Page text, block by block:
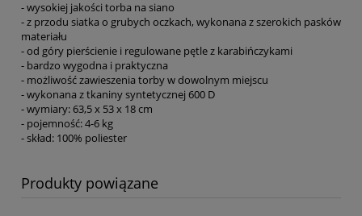
- wysokiej jakości torba na siano
- z przodu siatka o grubych oczkach, wykonana z szerokich pasków
materiału
- od góry pierścienie i regulowane pętle z karabińczykami
- bardzo wygodna i praktyczna
- możliwość zawieszenia torby w dowolnym miejscu
- wykonana z tkaniny syntetycznej 600 D
- wymiary: 63,5 x 53 x 18 cm
- pojemność: 4-6 kg
- skład: 100% poliester
Produkty powiązane